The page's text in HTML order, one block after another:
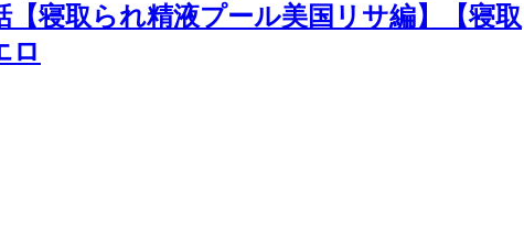
寝取られ精液プール美国リサ編】【寝取
ロ